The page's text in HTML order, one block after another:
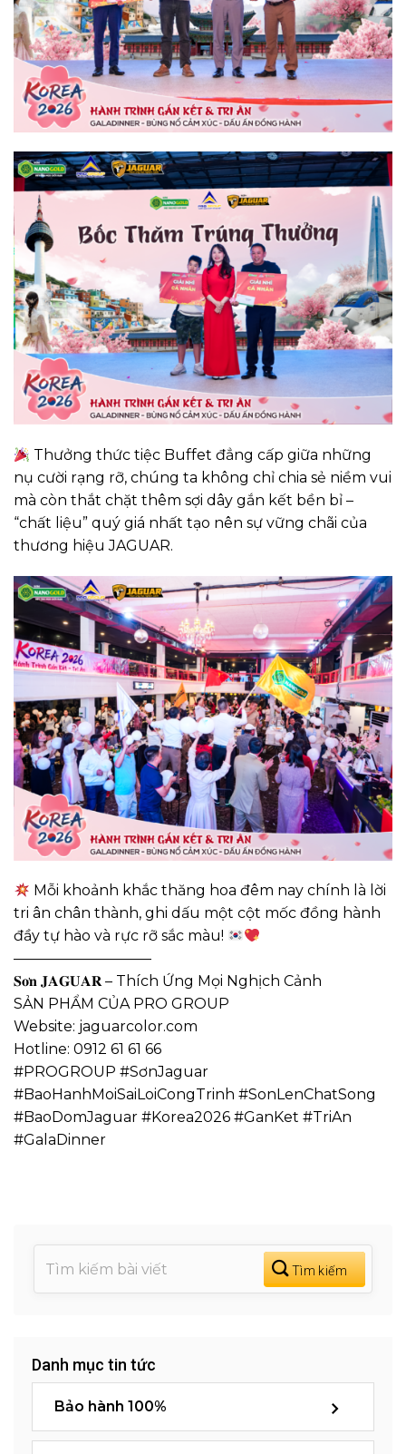
Thưởng thức tiệc Buffet đẳng cấp giữa những
nụ cười rạng rỡ, chúng ta không chỉ chia sẻ niềm vui
mà còn thắt chặt thêm sợi dây gắn kết bền bỉ –
“chất liệu” quý giá nhất tạo nên sự vững chãi của
thương hiệu JAGUAR.
Mỗi khoảnh khắc thăng hoa đêm nay chính là lời
tri ân chân thành, ghi dấu một cột mốc đồng hành
đầy tự hào và rực rỡ sắc màu!
—————————–
𝐒𝐨̛𝐧 𝐉𝐀𝐆𝐔𝐀𝐑 – Thích Ứng Mọi Nghịch Cảnh
SẢN PHẨM CỦA PRO GROUP
Website: jaguarcolor.com
Hotline: 0912 61 61 66
#PROGROUP #SơnJaguar
#BaoHanhMoiSaiLoiCongTrinh #SonLenChatSong
#BaoDomJaguar #Korea2026 #GanKet #TriAn
#GalaDinner
Danh mục tin tức
Bảo hành 100%